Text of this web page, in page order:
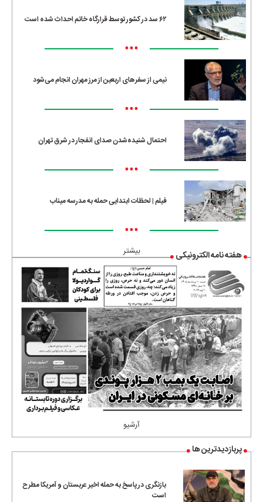
۶۲ سد در کشور توسط قرارگاه خاتم احداث شده است
•••
نیمی از سفرهای اربعین از مرز مهران انجام می‌شود
•••
احتمال شنیده‌شدن صدای انفجار در شرق تهران
•••
فیلم | لحظات ابتدایی حمله به مدرسه میناب
•••
بیشتر هفته نامه الکترونیکی
آرشیو
پربازدیدترین ها
بازنگری در پاسخ به حمله اخیر عربستان و آمریکا مطرح
است